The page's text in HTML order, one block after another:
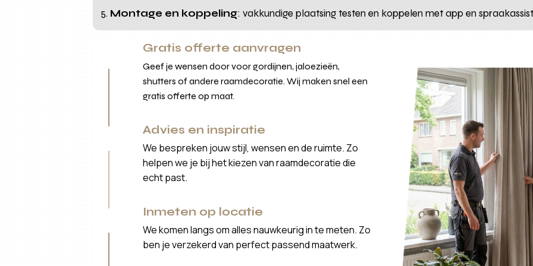
Montage en koppeling: vakkundige plaatsing testen en koppelen met app en
Gratis offerte aanvragen
Geef je wensen door voor gordijnen, jaloezieën,
shutters of andere raamdecoratie. Wij maken snel een
gratis offerte op maat.
Advies en inspiratie
We bespreken jouw stijl, wensen en de ruimte. Zo
helpen we je bij het kiezen van raamdecoratie die
echt past.
Inmeten op locatie
We komen langs om alles nauwkeurig in te meten. Zo
ben je verzekerd van perfect passend maatwerk.